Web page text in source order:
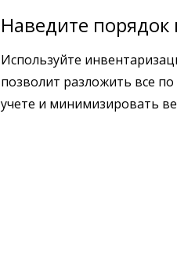
Наведите порядок
Используйте
позволит разложить все
учете и минимизировать